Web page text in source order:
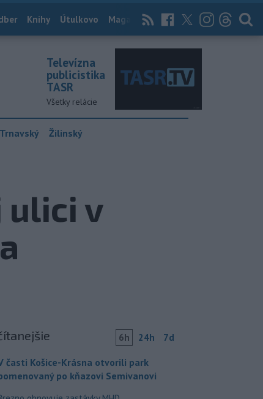
Knihy Útulkovo Magazín News Now Archív
Televízna
publicistika
TASR
Všetky relácie
Trnavský Žilinský
ulici v
6h 24h 7d
časti Košice-Krásna otvorili park
po kňazovi Semivanovi